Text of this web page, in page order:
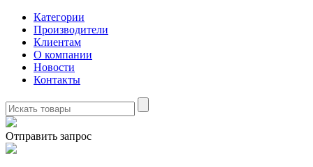
Категории
Производители
Клиентам
О компании
Новости
Контакты
Отправить запрос